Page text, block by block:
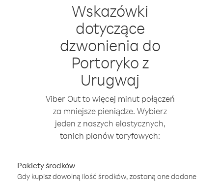
Wskazówki
dotyczące
dzwonienia do
Portoryko z
Urugwaj
Viber Out to więcej minut połączeń
za mniejsze pieniądze. Wybierz
jeden z naszych elastycznych,
tanich planów taryfowych:
Pakiety środków
Gdy kupisz dowolną ilość środków, zostaną one dodane